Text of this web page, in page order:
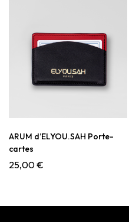
ARUM d’ELYOU.SAH Porte-
cartes
25,00€